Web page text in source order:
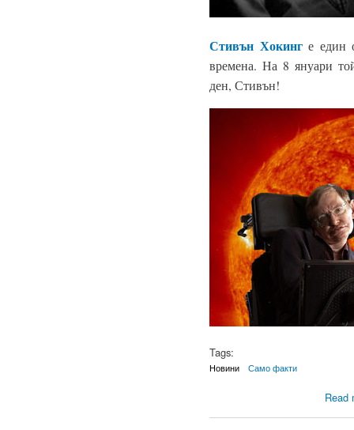
Стивън Хокинге един
времена. На 8 януари
ден, Стивън!
Tags:
Новини Само факти
Read